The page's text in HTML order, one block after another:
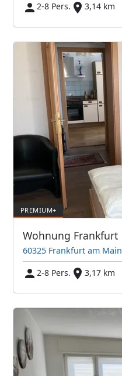
2-8 Pers.
3,14 km
Wohnung Frankfurt
60325 Frankfurt am Main
2-8 Pers.
3,17 km